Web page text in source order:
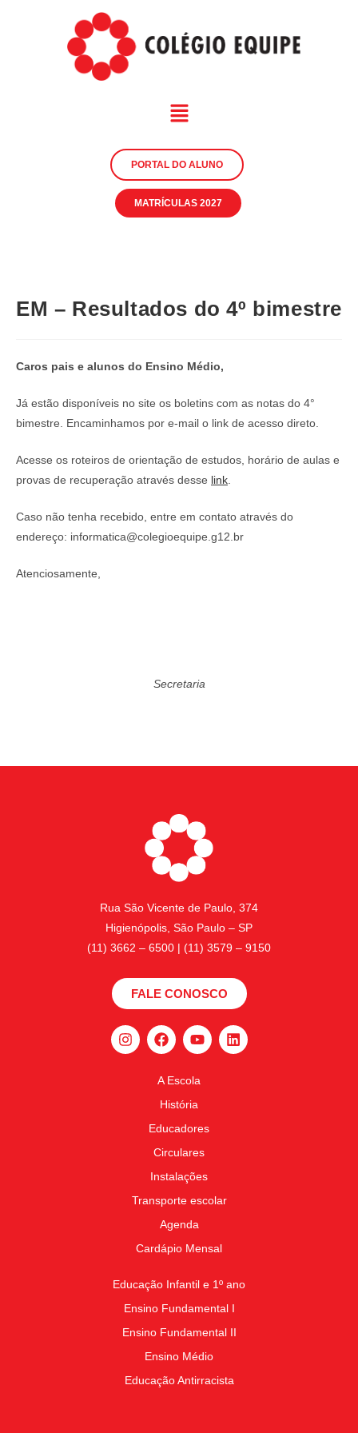
PORTAL DO ALUNO
MATRÍCULAS 2027
EM – Resultados do 4º bimestre
Caros pais e alunos do Ensino Médio,
Já estão disponíveis no site os boletins com as notas do 4°
bimestre. Encaminhamos por e-mail o link de acesso direto.
Acesse os roteiros de orientação de estudos, horário de aulas e
provas de recuperação através desse link
Caso não tenha recebido, entre em contato através do
endereço: informatica@colegioequipe.g12.br
Atenciosamente,
Secretaria
Rua São Vicente de Paulo, 374
Higienópolis, São Paulo – SP
(11) 3662 – 6500 | (11) 3579 – 9150
FALE CONOSCO
A Escola
História
Educadores
Circulares
Instalações
Transporte escolar
Agenda
Cardápio Mensal
Educação Infantil e 1º ano
Ensino Fundamental I
Ensino Fundamental II
Ensino Médio
Educação Antirracista